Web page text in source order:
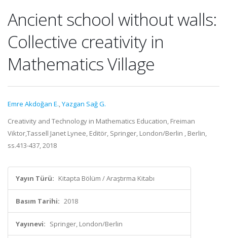
Ancient school without walls:
Collective creativity in
Mathematics Village
Emre Akdoğan E.,Yazgan Sağ G.
Creativity and Technology in Mathematics Education, Freiman
Viktor,Tassell Janet Lynee, Editör, Springer, London/Berlin , Berlin,
ss.413-437, 2018
Yayın Türü: Kitapta Bölüm / Araştırma Kitabı
Basım Tarihi: 2018
Yayınevi: Springer, London/Berlin